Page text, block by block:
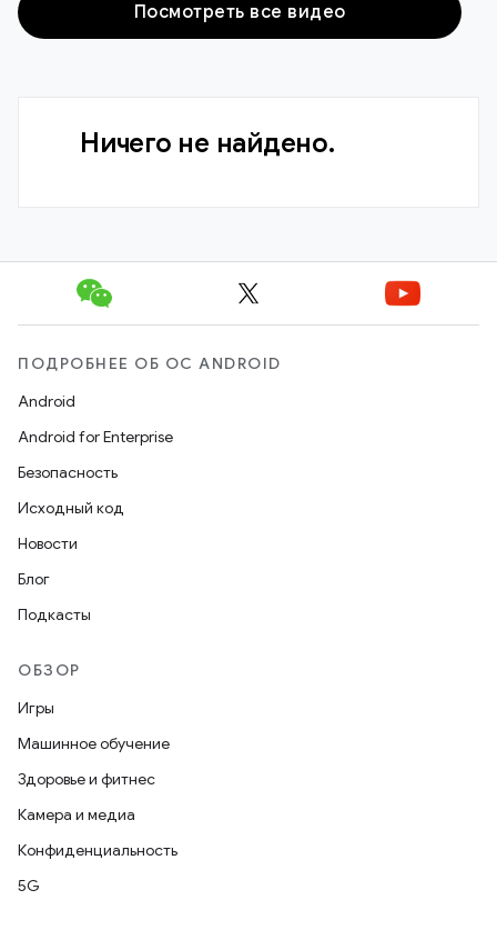
Посмотреть все видео
Ничего не найдено.
ПОДРОБНЕЕ ОБ ОС ANDROID
Android
Android for Enterprise
Безопасность
Исходный код
Новости
Блог
Подкасты
ОБЗОР
Игры
Машинное обучение
Здоровье и фитнес
Камера и медиа
Конфиденциальность
5G